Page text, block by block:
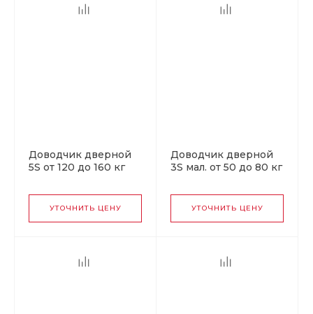
Доводчик дверной
5S от 120 до 160 кг
УТОЧНИТЬ ЦЕНУ
Доводчик дверной
3S мал. от 50 до 80 кг
УТОЧНИТЬ ЦЕНУ